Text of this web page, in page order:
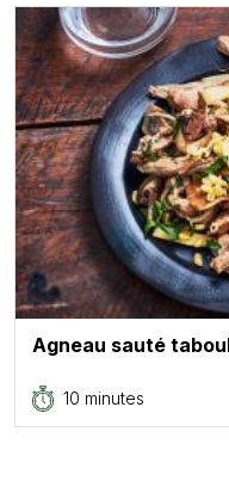
Agneau sauté
10 minutes